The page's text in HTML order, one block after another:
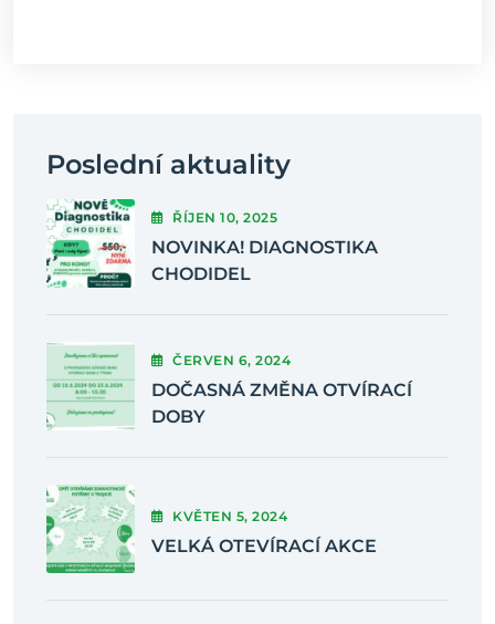
Poslední aktuality
ŘÍJEN10, 2025
NOVINKA! DIAGNOSTIKA
CHODIDEL
ČERVEN 6, 2024
DOČASNÁ ZMĚNA OTVÍRACÍ
DOBY
KVĚTEN 5, 2024
VELKÁ OTEVÍRACÍ AKCE